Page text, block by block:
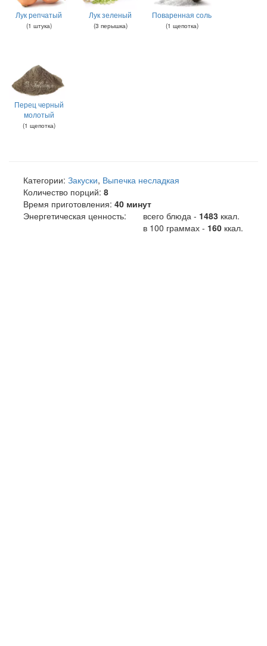
Лук репчатый
(1 штука)
Лук зеленый
(3 перышка)
Поваренная соль
(1 щепотка)
Перец черный
молотый
(1 щепотка)
Категории: Закуски, Выпечка несладкая
Количество порций: 8
Время приготовления: 40 минут
Энергетическая ценность:
всего блюда - 1483 ккал.
в 100 граммах - 160 ккал.